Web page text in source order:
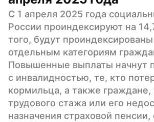
С 1 апреля 2025 года
России проиндексируют на
того, будут
отдельным категориям
Повышенные выплаты начнут
с инвалидностью, те, кто
кормильца, а также граждане,
трудового стажа или его
назначения страховой